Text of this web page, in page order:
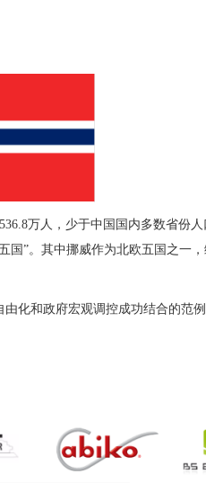
万人，少于中国国内多数省份
国”。其中挪威作为北欧五国之一
化和政府宏观调控成功结合的范